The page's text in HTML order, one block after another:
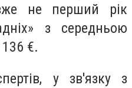
не перший рік
з середньою
€.
у зв'язку з